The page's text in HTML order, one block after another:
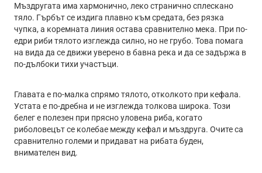
Мъздругата има хармонично, леко странично сплескано
тяло. Гърбът се издига плавно към средата, без рязка
чупка, а коремната линия остава сравнително мека. При по-
едри риби тялото изглежда силно, но не грубо. Това помага
на вида да се движи уверено в бавна река и да се задържа в
по-дълбоки тихи участъци.
Главата е по-малка спрямо тялото, отколкото при кефала.
Устата е по-дребна и не изглежда толкова широка. Този
белег е полезен при прясно уловена риба, когато
риболовецът се колебае между кефал и мъздруга. Очите са
сравнително големи и придават на рибата буден,
внимателен вид.